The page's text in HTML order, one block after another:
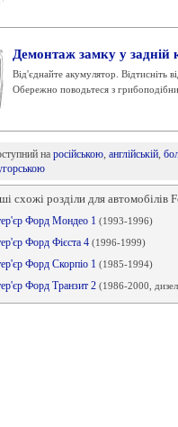
Демонтаж замку у задній
Від'єднайте акумулятор. Відтисніть
Обережно поводьтеся з
на російською, англійській,
схожі розділи для автомобілів
Форд Мондео 1 (1993-1996)
Форд Фієста 4 (1996-1999)
Форд Скорпіо 1 (1985-1994)
Форд Транзит 2 (1986-2000,